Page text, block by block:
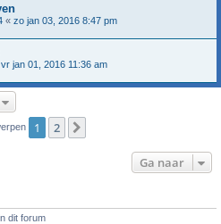
« zo jan 03, 2016 8:47 pm
vr jan 01, 2016 11:36 am
1 2
Ga naar
dit forum